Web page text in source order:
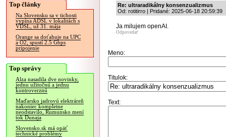
Top články
Na Slovensku sa v tichosti
vypína ADSL v lokalitách s
VDSL, už 31. mája
Orange sa doťahuje na UPC
a O2, spustí 2.5 Gbps
pripojenie
Top správy
Alza nasadila dve novinky,
jednu užitočnú a jednu
kontroverznú
Maďarsko jadrovú elektráreň
nakoniec kompletne
neodstavilo, Rumunsko mení
tok Dunaja
Slovensko.sk má opäť
technické problémy
Re: ultraradikálny konsenzualizmus
Od: rotitirro | Pridané: 2025-06-18 20:59:39
Ja milujem openAI.
Odpovedať
Meno:
Titulok:
Text: